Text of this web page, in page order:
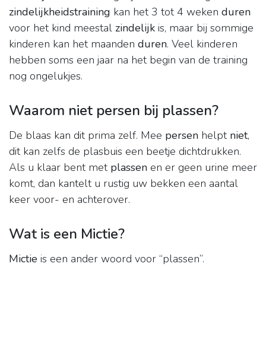
zindelijkheidstraining kan het 3 tot 4 weken duren
voor het kind meestal zindelijk is, maar bij sommige
kinderen kan het maanden duren. Veel kinderen
hebben soms een jaar na het begin van de training
nog ongelukjes.
Waarom niet persen bij plassen?
De blaas kan dit prima zelf. Mee persen helpt niet,
dit kan zelfs de plasbuis een beetje dichtdrukken.
Als u klaar bent met plassen en er geen urine meer
komt, dan kantelt u rustig uw bekken een aantal
keer voor- en achterover.
Wat is een Mictie?
Mictie is een ander woord voor “plassen”.